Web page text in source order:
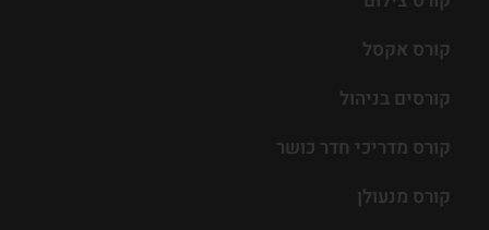
קורס אקסל
קורסים בניהול
קורס מדריכי חדר כושר
קורס מנעולן